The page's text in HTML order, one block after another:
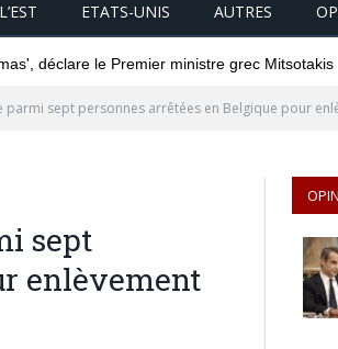
ETATS-UNIS AUTRES
déclare le Premier ministre grec Mitsotakis
sept personnes arrêtées en Belgique pour
sept
enlèvement